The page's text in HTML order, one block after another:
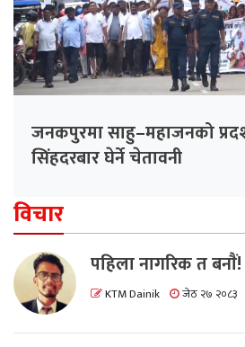
जनकपुरमा साहु–महाजनको
सिंहदरबार घेर्ने चेतावनी
विचार
पहिला नागरिक त बनाैं!
KTM Dainik जेठ २७ २०८३